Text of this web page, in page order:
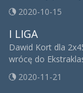
2020-10-15
I LIGA
Dawid Kort dla
wrócę do
2020-11-21